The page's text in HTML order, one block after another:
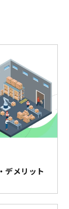
デメリット